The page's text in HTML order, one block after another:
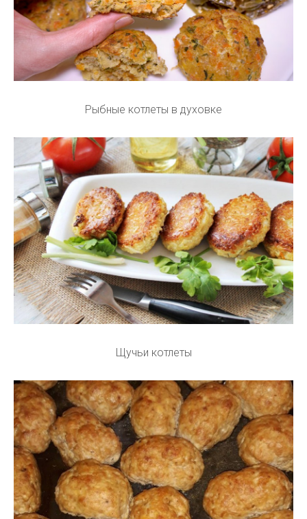
Рыбные котлеты в духовке
Щучьи котлеты